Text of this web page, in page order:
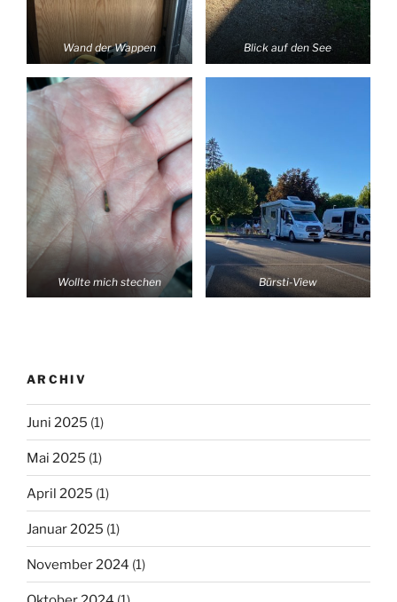
Wand der Wappen Blick auf den See
Wollte mich stechen Bürsti-View
ARCHIV
Juni 2025 (1)
Mai 2025 (1)
April 2025 (1)
Januar 2025 (1)
November 2024 (1)